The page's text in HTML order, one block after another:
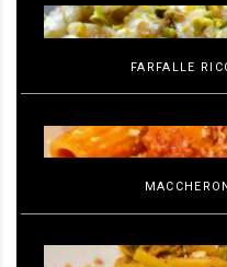
FARFALLE